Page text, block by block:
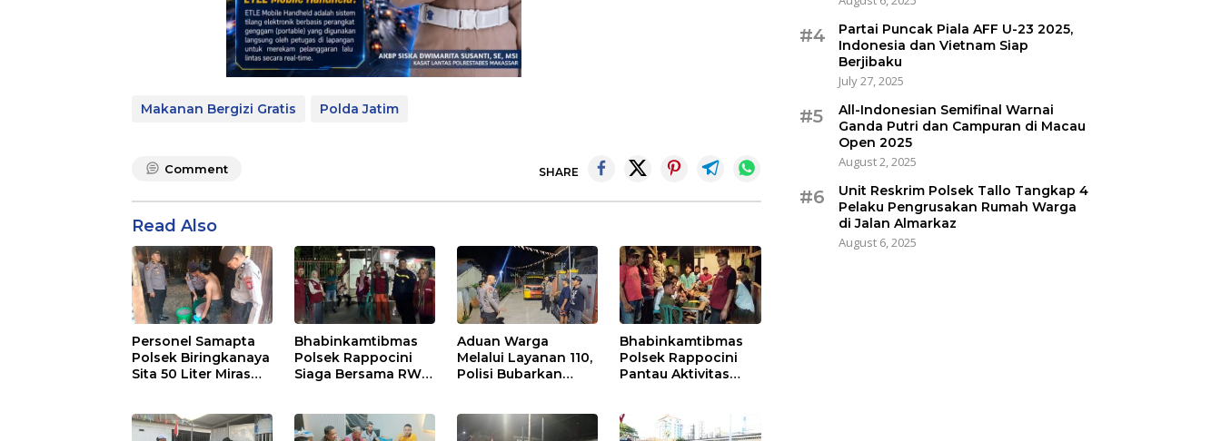
Makanan Bergizi Gratis Polda Jatim
Comment SHARE
Read Also
Personel Samapta
Polsek Biringkanaya
Sita 50 Liter Miras
Bhabinkamtibmas
Polsek Rappocini
Siaga Bersama RW
Buakana
Aduan Warga
Melalui Layanan 110,
Polisi Bubarkan
Bhabinkamtibmas
Polsek Rappocini
Pantau Aktivitas
#4
Partai Puncak Piala AFF U-23 2025,
Indonesia dan Vietnam Siap
Berjibaku
July 27, 2025
#5
All-Indonesian Semifinal Warnai
Ganda Putri dan Campuran di Macau
Open 2025
August 2, 2025
#6
Unit Reskrim Polsek Tallo Tangkap 4
Pelaku Pengrusakan Rumah Warga
di Jalan Almarkaz
August 6, 2025